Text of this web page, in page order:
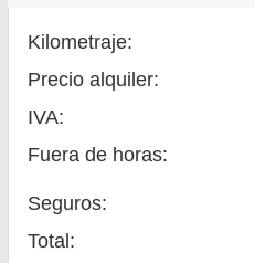
Kilometraje:
Precio alquiler:
IVA:
Fuera de horas:
Seguros:
Total: